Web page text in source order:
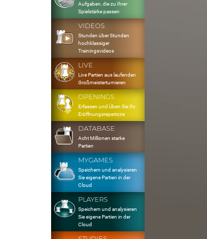
Aufgaben, die zu Ihrer
Spielstärke passen
VIDEOS
Stunden über Stunden
hochklassiger
Trainingsvideos
LIVE
Live Partien aus laufenden
Großmeisterturnieren
OPENINGS
Erfassen und Üben Sie Ihr
Eröffnungsrepertoire
DATABASE
Acht Millionen starke
Partien
MYGAMES
Speichern und analysieren
Sie eigene Partien in der
Cloud
PLAYERS
Speichern und analysieren
Sie eigene Partien in der
Cloud